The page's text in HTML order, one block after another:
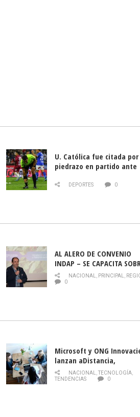
U. Católica fue citada por
piedrazo en partido ante
DEPORTES 0
AL ALERO DE CONVENIO
INDAP – SE CAPACITA
PLAGA DROSOPHILA
NACIONAL, PRINCIPAL,
0
Microsoft y ONG
lanzan aDistancia,
plataforma con cursos
gratuitos online sobre
NACIONAL,TECNOLOGÍA,
TENDENCIAS
0